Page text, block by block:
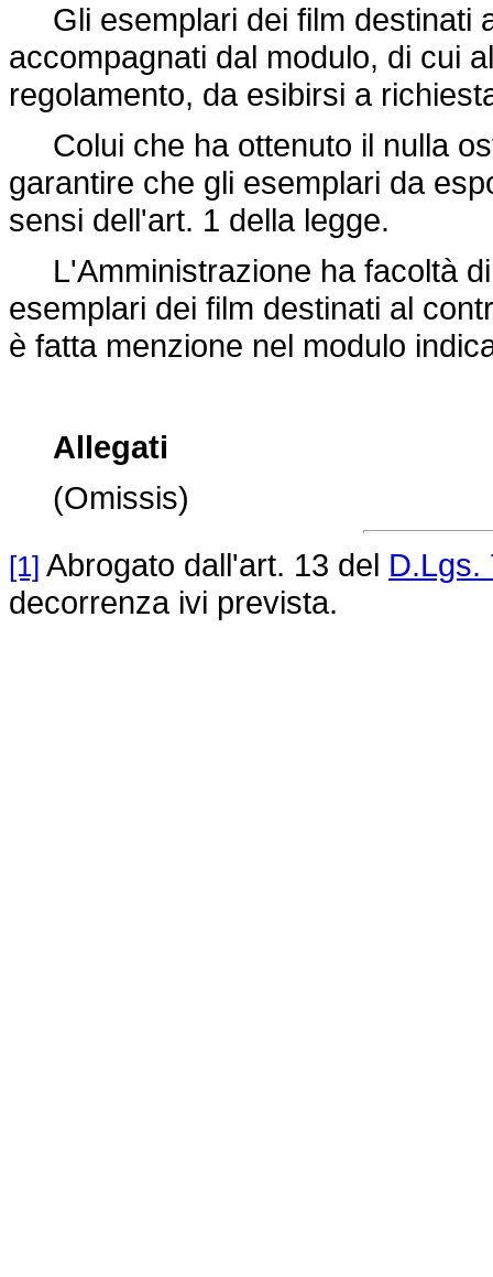
Gli esemplari dei film destinati
accompagnati dal modulo, di cui
regolamento, da esibirsi a
Colui che ha ottenuto il nulla
garantire che gli esemplari da
sensi dell'art. 1 della legge.
L'Amministrazione ha facoltà
esemplari dei film destinati al
è fatta menzione nel modulo
Allegati
(Omissis)
[1] Abrogato dall'art. 13 del D.Lgs.
decorrenza ivi prevista.